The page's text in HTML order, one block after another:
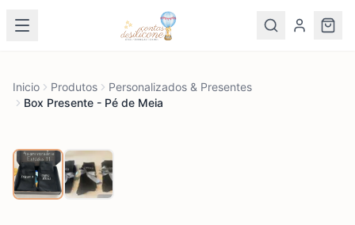
Inicio Produtos
Personalizados & Presentes
Box Presente - Pé de Meia